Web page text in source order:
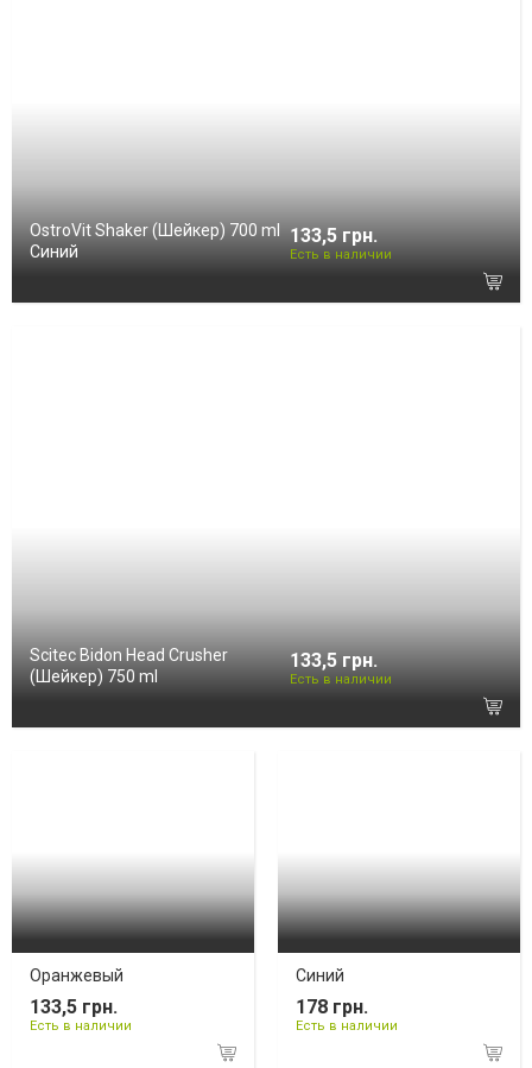
OstroVit Shaker (Шейкер) 700 ml
Синий
133,5 грн.
Есть в наличии
Scitec Bidon Head Crusher
(Шейкер) 750 ml
133,5 грн.
Есть в наличии
Оранжевый
133,5 грн.
Есть в наличии
Синий
178 грн.
Есть в наличии